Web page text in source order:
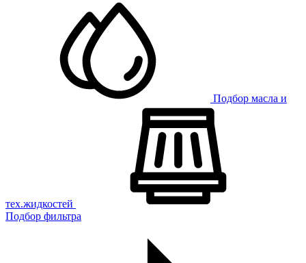
Подбор масла и
тех.жидкостей
Подбор фильтра